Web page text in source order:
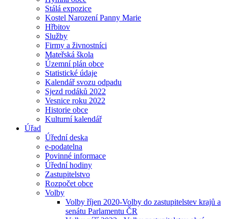
Stálá expozice
Kostel Narození Panny Marie
Hřbitov
Služby
Firmy a živnostníci
Mateřská škola
Územní plán obce
Statistické údaje
Kalendář svozu odpadu
Sjezd rodáků 2022
Vesnice roku 2022
Historie obce
Kulturní kalendář
Úřad
Úřední deska
e-podatelna
Povinné informace
Úřední hodiny
Zastupitelstvo
Rozpočet obce
Volby
Volby říjen 2020-Volby do zastupitelstev krajů a
senátu Parlamentu ČR